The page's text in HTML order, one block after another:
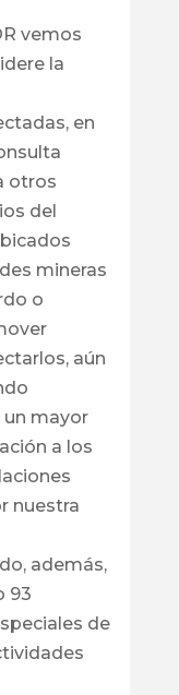
vemos
la
en
otros
del
mineras
o
aún
un mayor
a los
nuestra
además,
93
de